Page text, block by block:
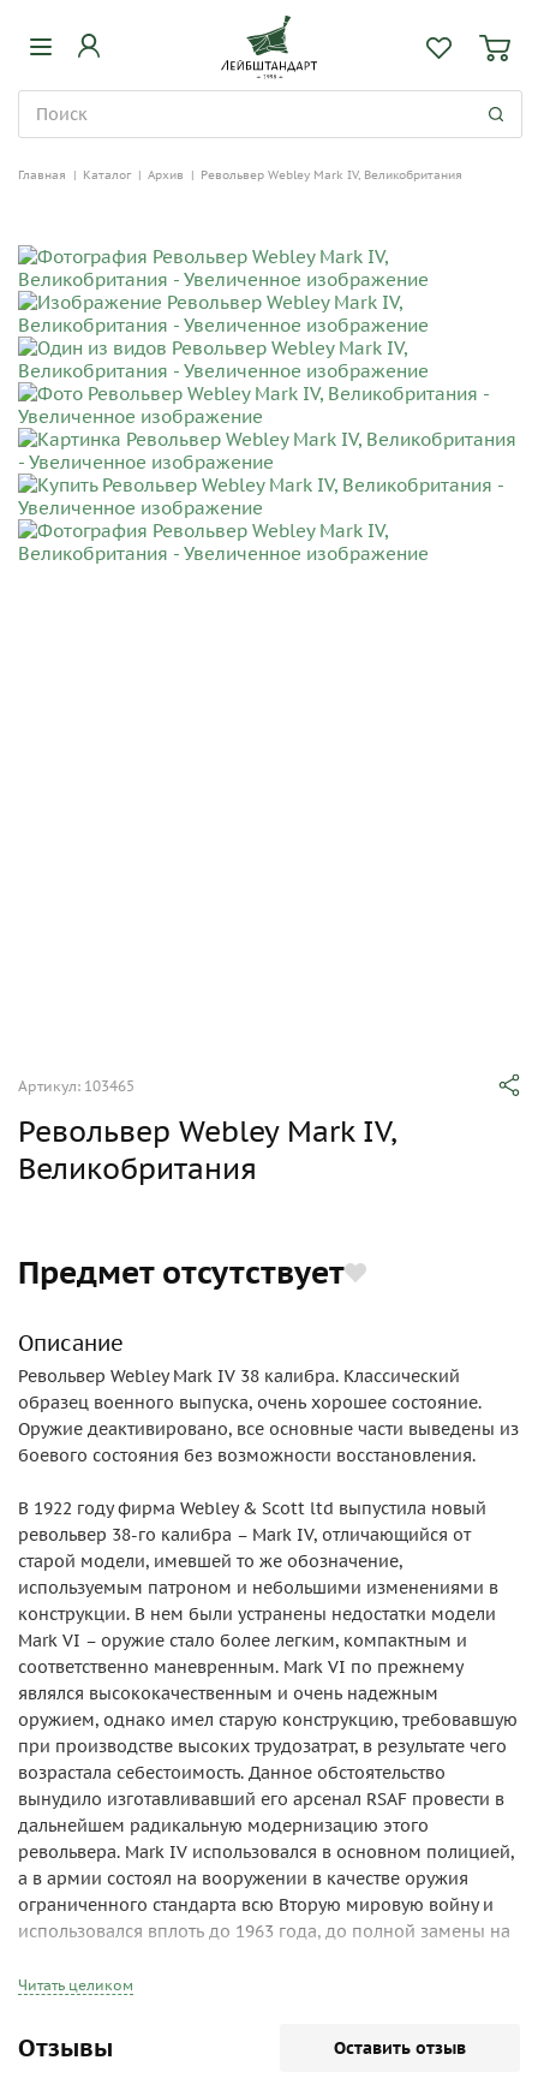
Главная | Каталог | Архив | Револьвер Webley Mark IV, Великобритания
Артикул: 103465
Револьвер Webley Mark IV,
Великобритания
Предмет отсутствует
Описание
Револьвер Webley Mark IV 38 калибра. Классический
образец военного выпуска, очень хорошее состояние.
Оружие деактивировано, все основные части выведены из
боевого состояния без возможности восстановления.
В 1922 году фирма Webley & Scott ltd выпустила новый
револьвер 38-го калибра – Mark IV, отличающийся от
старой модели, имевшей то же обозначение,
используемым патроном и небольшими изменениями в
конструкции. В нем были устранены недостатки модели
Mark VI – оружие стало более легким, компактным и
соответственно маневренным. Mark VI по прежнему
являлся высококачественным и очень надежным
оружием, однако имел старую конструкцию, требовавшую
при производстве высоких трудозатрат, в результате чего
возрастала себестоимость. Данное обстоятельство
вынудило изготавливавший его арсенал RSAF провести в
дальнейшем радикальную модернизацию этого
револьвера. Mark IV использовался в основном полицией,
а в армии состоял на вооружении в качестве оружия
ограниченного стандарта всю Вторую мировую войну и
использовался вплоть до 1963 года, до полной замены на
Читать целиком
Отзывы Оставить отзыв